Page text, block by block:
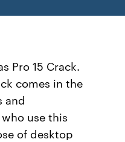
Pro 15 Crack.
comes in the
and
use this
of desktop